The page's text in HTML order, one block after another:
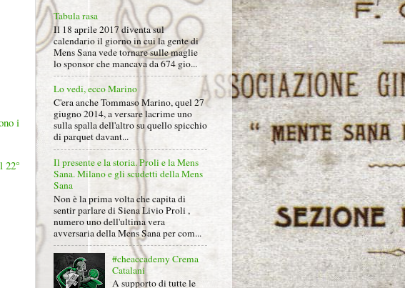
i
22°
Tabula rasa
Il 18 aprile 2017 diventa sul
calendario il giorno in cui la gente di
Mens Sana vede tornare sulle maglie
lo sponsor che mancava da 674 gio...
Lo vedi, ecco Marino
C'era anche Tommaso Marino, quel 27
giugno 2014, a versare lacrime uno
sulla spalla dell'altro su quello spicchio
di parquet davant...
Il presente e la storia. Proli e la Mens
Sana. Milano e gli scudetti della Mens
Sana
Non è la prima volta che capita di
sentir parlare di Siena Livio Proli ,
numero uno dell'ultima vera
avversaria della Mens Sana per com...
#cheaccademy Crema
Catalani
A supporto di tutte le